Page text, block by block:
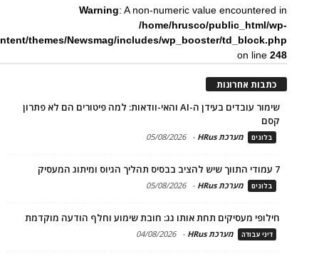
Warning: A non-numeric value encountered in
/home/hrusco/public_html/wp-
themes/Newsmag/includes/wp_booster/td_block.php
on line248
כתבות אחרונות
שימור עובדים בעידן ה-AI והאי-וודאות: למה פיטורים הם לא פתרון
קסם
בלוגים מערכת HRus -
05/08/2026
7 עמודי התווך שיש להציב בבסיס תהליך הגיוס ומיתוג המעסיק
בלוגים מערכת HRus -
05/08/2026
חילופי מעסיקים תחת אותו גג: חובת שימוע וחלף הודעה מוקדמת
דיני עבודה מערכת HRus -
04/08/2026